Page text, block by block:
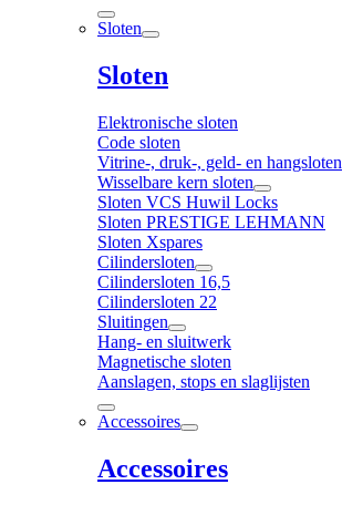
Sloten
Sloten
Elektronische sloten
Code sloten
Vitrine-, druk-, geld- en hangsloten
Wisselbare kern sloten
Sloten VCS Huwil Locks
Sloten PRESTIGE LEHMANN
Sloten Xspares
Cilindersloten
Cilindersloten 16,5
Cilindersloten 22
Sluitingen
Hang- en sluitwerk
Magnetische sloten
Aanslagen, stops en slaglijsten
Accessoires
Accessoires